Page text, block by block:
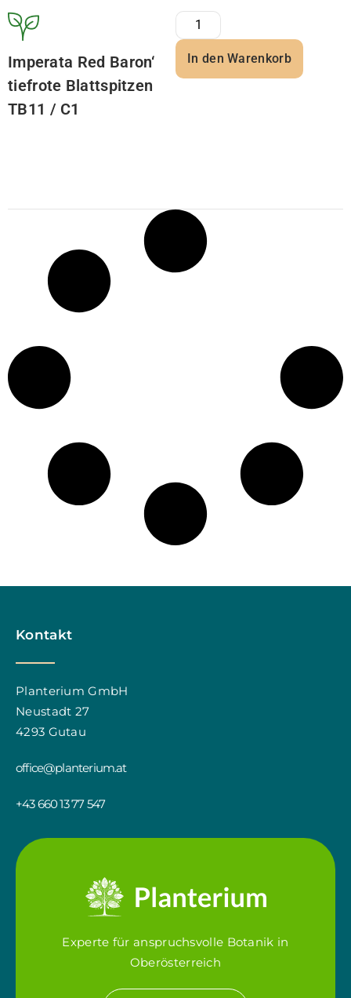
Imperata Red Baron‘
tiefrote Blattspitzen
TB11 / C1
In den Warenkorb
Kontakt
Planterium GmbH
Neustadt 27
4293 Gutau
office@planterium.at
+43 660 13 77 547
Experte für anspruchsvolle Botanik in
Oberösterreich